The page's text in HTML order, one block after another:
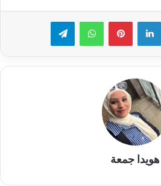
لينكدإن بينتيريستواتساب تيلقرام
هويدا جمعة